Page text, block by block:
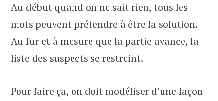
Au début quand on ne sait rien, tous les
mots peuvent prétendre à être la solution.
Au fur et à mesure que la partie avance, la
liste des suspects se restreint.
Pour faire ça, on doit modéliser d’une façon